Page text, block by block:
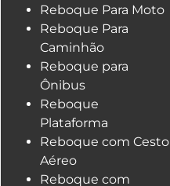
Reboque Para Moto
Reboque Para
Caminhão
Reboque para
Ônibus
Reboque
Plataforma
Reboque com Cesto
Aéreo
Reboque com